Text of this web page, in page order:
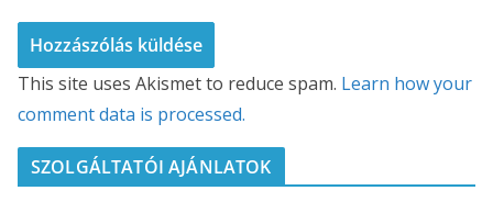
This site uses Akismet to reduce spam. Learn how your
comment data is processed.
SZOLGÁLTATÓI AJÁNLATOK